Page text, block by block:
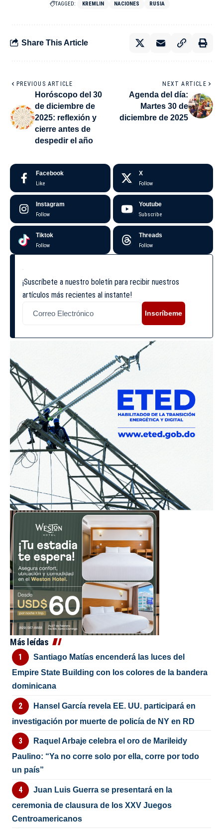
TAGGED: KREMLIN NACIONES RUSIA
Share This Article
PREVIOUS ARTICLE
Horóscopo del 30
de diciembre de
2025: reflexión y
cierre antes de
despedir el año
NEXT ARTICLE
Agenda del día:
Martes 30 de
diciembre de 2025
Facebook
Like
X
Follow
Instagram
Follow
Youtube
Subscribe
Tiktok
Follow
Threads
Follow
¡Suscríbete a nuestro boletín para recibir nuestros
artículos más recientes al instante!
Inscríbeme
Más leídas
Santiago Matías encenderá las luces del
Empire State Building con los colores de la bandera
dominicana
Hansel García revela EE. UU. participará en
investigación por muerte de policía de NY en RD
Raquel Arbaje celebra el oro de Marileidy
Paulino: “Ya no corre solo por ella, corre por todo
un país”
Juan Luis Guerra se presentará en la
ceremonia de clausura de los XXV Juegos
Centroamericanos